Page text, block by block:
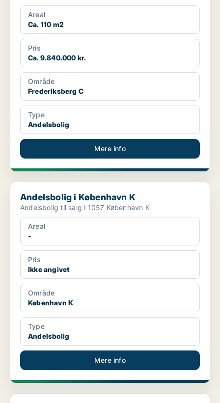
Areal
Ca. 110 m2
Pris
Ca. 9.840.000 kr.
Område
Frederiksberg C
Type
Andelsbolig
Mere info
Andelsbolig i København K
Andelsbolig i København K
Andelsbolig til salg i 1057 København K
Areal
-
Pris
Ikke angivet
Område
København K
Type
Andelsbolig
Mere info
Andelsbolig på København Ø